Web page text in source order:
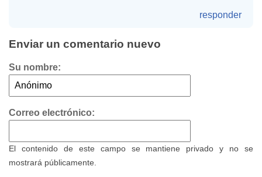
responder
Enviar un comentario nuevo
Su nombre:
Correo electrónico:
El contenido de este campo se mantiene privado y no se
mostrará públicamente.